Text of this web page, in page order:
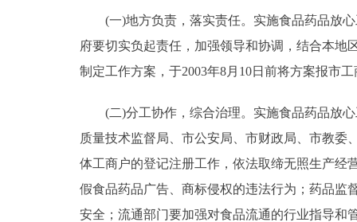
(一)地方负责，落实责任。实施食品药品放心
府要切实负起责任，加强领导和协调，结合本
制定工作方案，于2003年8月10日前将方案报市
(二)分工协作，综合治理。实施食品药品放心
质量技术监督局、市公安局、市财政局、市教
体工商户的登记注册工作，依法取缔无照生产经
假食品药品广告、商标侵权的违法行为；药品监
安全；流通部门要加强对食品流通的行业指导和